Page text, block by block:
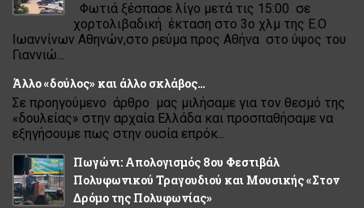
Φωτιά ξέσπασε λίγο μετά τις 15:00 σε
χορτολιβαδική έκταση στο 3ο χλμ της Ε.Ο
Ιωαννίνων Αθηνών,στο ρεύμα προς Αθήνα στο ύψος του
Γιαννιώ...
Άλλο «δούλος» και άλλο σκλάβος…
Σε προηγούμενο άρθρο μας μιλήσαμε για τον θεσμό της
«δουλείας» στην αρχαία Ελλάδα και προσπαθήσαμε να
εξηγήσουμε πως στην ουσία επρόκ...
Πωγώνι: Απολογισμός 8ου Φεστιβάλ
Πολυφωνικού Τραγουδιού και Μουσικής «Στον
Δρόμο της Πολυφωνίας»